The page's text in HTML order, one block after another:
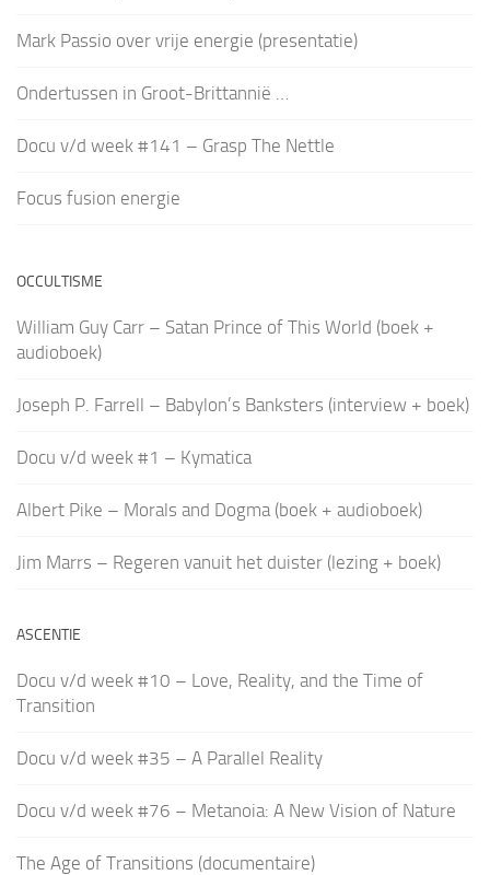
Mark Passio over vrije energie (presentatie)
Ondertussen in Groot-Brittannië …
Docu v/d week #141 – Grasp The Nettle
Focus fusion energie
OCCULTISME
William Guy Carr – Satan Prince of This World (boek +
audioboek)
Joseph P. Farrell – Babylon’s Banksters (interview + boek)
Docu v/d week #1 – Kymatica
Albert Pike – Morals and Dogma (boek + audioboek)
Jim Marrs – Regeren vanuit het duister (lezing + boek)
ASCENTIE
Docu v/d week #10 – Love, Reality, and the Time of
Transition
Docu v/d week #35 – A Parallel Reality
Docu v/d week #76 – Metanoia: A New Vision of Nature
The Age of Transitions (documentaire)